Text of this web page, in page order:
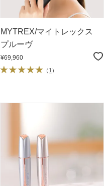
MYTREX/マイトレックス
プルーヴ
¥69,960
（ 1 ）